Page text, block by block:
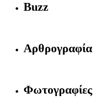
Buzz
Αρθρογραφία
Φωτογραφίες